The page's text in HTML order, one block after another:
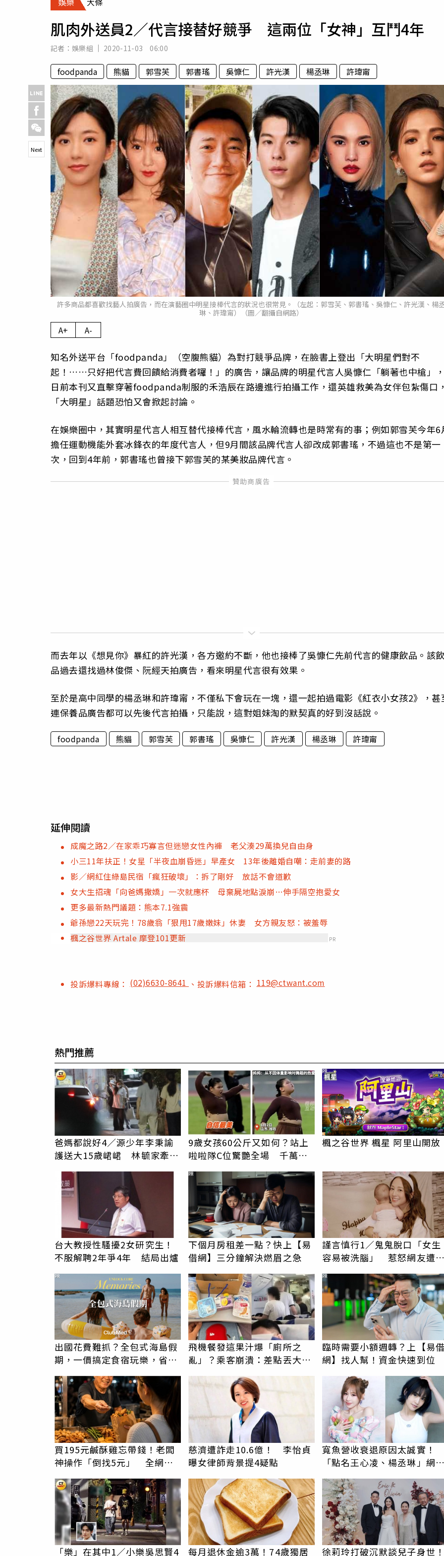
專欄
房產新勢力
運勢
梅酒
肌肉外送員2／代言接替好競爭 這兩位「女神」互鬥4年
記者： 娛樂組 2020-11-03 06:00
foodpanda 熊貓 郭雪芙 郭書瑤 吳慷仁 許光漢 楊丞琳 許瑋甯
許多商品都喜歡找藝人拍廣告，而在演藝圈中明星接棒代言的狀況也很常見。（左起：郭雪芙、郭書瑤、吳慷仁、許光漢、楊
琳、許瑋甯）（圖／翻攝自網路）
Next
A+ A-
知名外送平台「foodpanda」（空腹熊貓）為對打競爭品牌，在臉書上登出「大明星們對不
起！……只好把代言費回饋給消費者囉！」的廣告，讓品牌的明星代言人吳慷仁「躺著也中槍」
日前本刊又直擊穿著foodpanda制服的禾浩辰在路邊進行拍攝工作，還英雄救美為女伴包紮傷口
「大明星」話題恐怕又會掀起討論。
在娛樂圈中，其實明星代言人相互替代接棒代言，風水輪流轉也是時常有的事；例如郭雪芙今年6
擔任運動機能外套冰鋒衣的年度代言人，但9月間該品牌代言人卻改成郭書瑤，不過這也不是第一
次，回到4年前，郭書瑤也曾接下郭雪芙的某美妝品牌代言。
而去年以《想見你》暴紅的許光漢，各方邀約不斷，他也接棒了吳慷仁先前代言的健康飲品。該
品過去還找過林俊傑、阮經天拍廣告，看來明星代言很有效果。
至於是高中同學的楊丞琳和許瑋甯，不僅私下會玩在一塊，還一起拍過電影《紅衣小女孩2》，甚
連保養品廣告都可以先後代言拍攝，只能說，這對姐妹淘的默契真的好到沒話說。
foodpanda 熊貓 郭雪芙 郭書瑤 吳慷仁 許光漢 楊丞琳 許瑋甯
延伸閱讀
成魔之路2／在家乖巧寡言但迷戀女性內褲 老父湊29萬換兒自由身
小三11年扶正！女星「半夜血崩昏迷」早產女 13年後離婚自嘲：走前妻的路
影／網紅住綠島民宿「瘋狂破壞」：拆了剛好 放話不會道歉
女大生招魂「向爸媽撒嬌」一次就應杯 母棄屍地點淚崩…伸手隔空抱愛女
更多最新熱門議題：熊本7.1強震
爺孫戀22天玩完！78歲翁「狠甩17歲嫩妹」休妻 女方親友怒：被羞辱
楓之谷世界 Artale 摩登101更新
PR
投訴爆料專線： (02)6630-8641 、投訴爆料信箱：119@ctwant.com
熱門推薦
爸媽都說好4／源少年李秉諭
護送大15歲峮峮 林毓家牽手
9歲女孩60公斤又如何？站上
啦啦隊C位驚艷全場 千萬網
楓之谷世界 楓星 阿里山開放
PR
台大教授性騷擾2女研究生！
不服解聘2年爭4年 結局出爐
下個月房租差一點？快上【易
借網】三分鐘解決燃眉之急
PR
謹言慎行1／鬼鬼脫口「女生
容易被洗腦」 惹怒網友遭
出國花費難抓？全包式海島假
期，一價搞定食宿玩樂，省錢
更省心！
PR
飛機餐發這果汁爆「廁所之
亂」？乘客崩潰：差點丟大
臉 醫揭3類人別亂喝
臨時需要小額週轉？上【易
網】找人幫！資金快速到位
PR
買195元鹹酥雞忘帶錢！老闆
神操作「倒找5元」 全網看
慈濟遭詐走10.6億！ 李怡貞
曝女律師背景提4疑點
寬魚營收衰退原因太誠實！
「點名王心凌、楊丞琳」網
「樂」在其中1／小樂吳思賢4 每月退休金逾3萬！74歲獨居 徐莉玲打破沉默談兒子身世